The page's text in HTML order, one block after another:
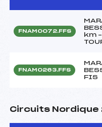
FNAM0072.FFS
km
FNAM0263.FFS
FIS
Circuits Nordique